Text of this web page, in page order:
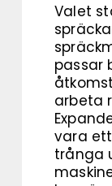
Valet
passar
arbeta
vara
trånga